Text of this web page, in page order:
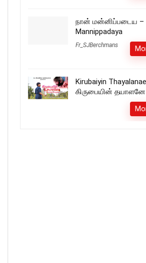
நான் மன்னிப்படைய –
Mannippadaya
Fr_SJBerchmans
Kirubaiyin
கிருபையின் தயாளனே